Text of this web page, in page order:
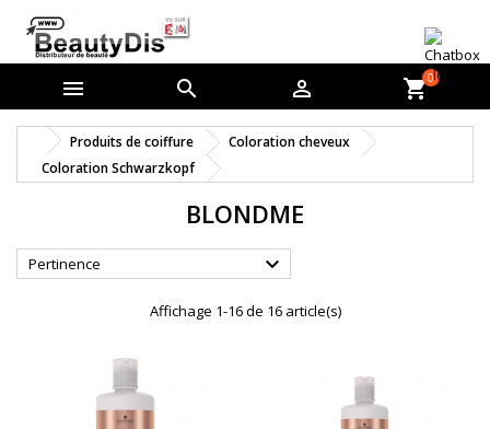
   shopping_cart0
Produits de coiffure
Coloration cheveux
Coloration Schwarzkopf
BLONDME
Pertinence 
Affichage 1-16 de 16 article(s)